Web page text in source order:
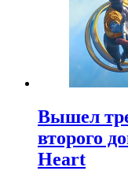
Вышел
второго
Heart